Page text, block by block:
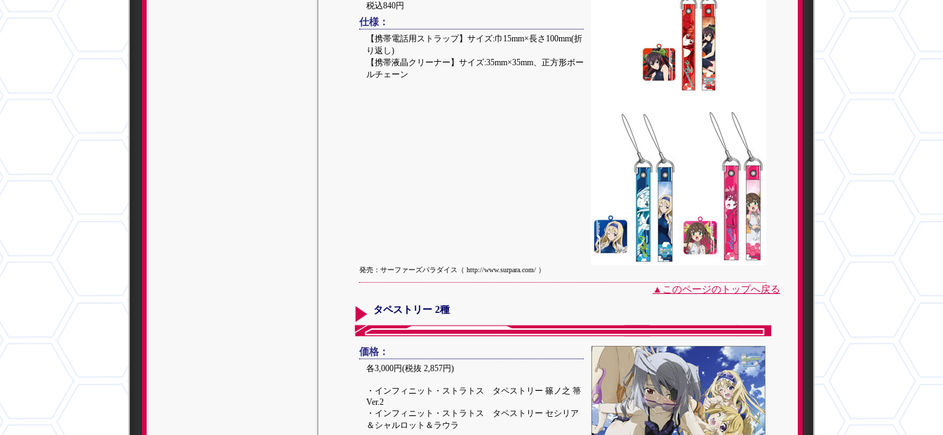
税込840円
仕様：
【携帯電話用ストラップ】サイズ:巾15mm×長さ100mm(折
り返し)
【携帯液晶クリーナー】サイズ:35mm×35mm、正方形ボー
ルチェーン
発売：サーファーズパラダイス（ http://www.surpara.com/ ）
▲このページのトップへ戻る
タペストリー 2種
価格：
各3,000円(税抜 2,857円)
・インフィニット・ストラトス タペストリー 篠ノ之 箒
Ver.2
・インフィニット・ストラトス タペストリー セシリア
＆シャルロット＆ラウラ